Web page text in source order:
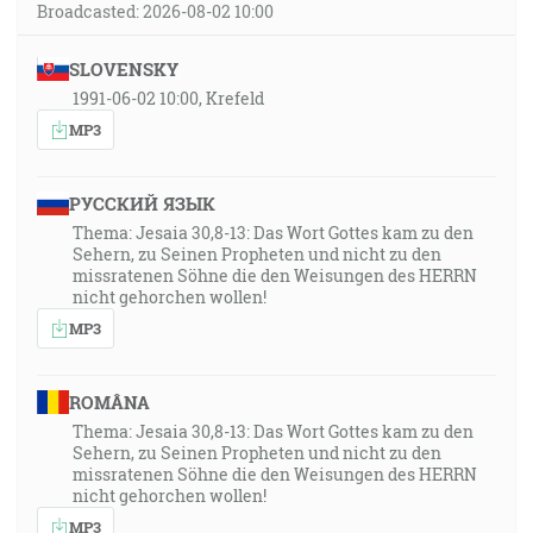
10:12
"Skutky 1:14-15", "Títo všetci zotrvávali jednomyseľne
matkou Ježišovou, i s jeho bratmi. A v tých dňoch
vstal Peter v strede učeníkov (a bol tam vovedne
zástup tak asi sto dvadsať duší) …"
10:51
"2. Korinťanom 3:6", "… lebo litera zabíja, ale Duch
11:20
"2. Korinťanom 5:5", "No, ten, kto nás práve k tomu
istému pripravil, je Boh, ktorý nám aj dal závdavok
Ducha.
Broadcasted: 2026-08-02 10:00
SLOVENSKY
1991-06-02 10:00, Krefeld
MP3
РУССКИЙ ЯЗЫК
Thema: Jesaia 30,8-13: Das Wort Gottes kam zu den
Sehern, zu Seinen Propheten und nicht zu den
missratenen Söhne die den Weisungen des HERRN
nicht gehorchen wollen!
MP3
ROMÂNA
Thema: Jesaia 30,8-13: Das Wort Gottes kam zu den
Sehern, zu Seinen Propheten und nicht zu den
missratenen Söhne die den Weisungen des HERRN
nicht gehorchen wollen!
MP3